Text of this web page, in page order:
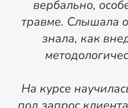
вербально,
травме. Слышала
знала, как
На курсе